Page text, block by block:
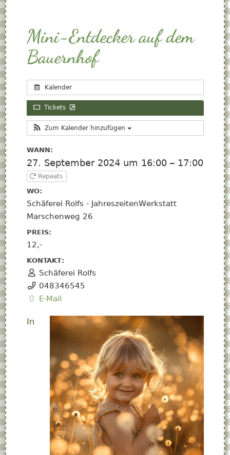
Mini-Entdecker auf dem
Bauernhof
Kalender
Tickets
Zum Kalender hinzufügen
WANN:
27. September 2024 um 16:00 – 17:00
Repeats
WO:
Schäferei Rolfs - JahreszeitenWerkstatt
Marschenweg 26
PREIS:
12,-
KONTAKT:
Schäferei Rolfs
048346545
E-Mail
In